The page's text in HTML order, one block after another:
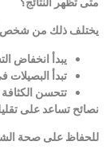
يختلف ذلك من شخص
يبدأ انخفاض
تبدأ البصيلات
تتحسن
نصائح تساعد على
للحفاظ على صحة